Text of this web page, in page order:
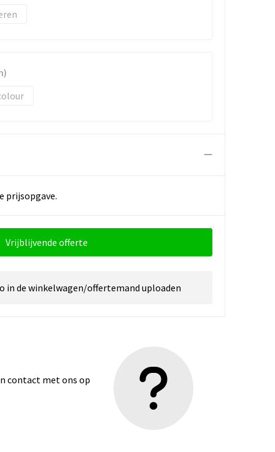
prijsopgave.
Vrijblijvende offerte
in de winkelwagen/offertemand uploaden
contact met ons op